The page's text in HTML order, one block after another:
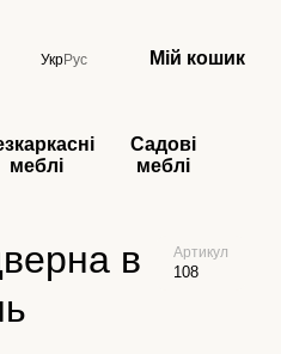
УкрРус Мій кошик
меблі
Садові
меблі
в
Артикул
108